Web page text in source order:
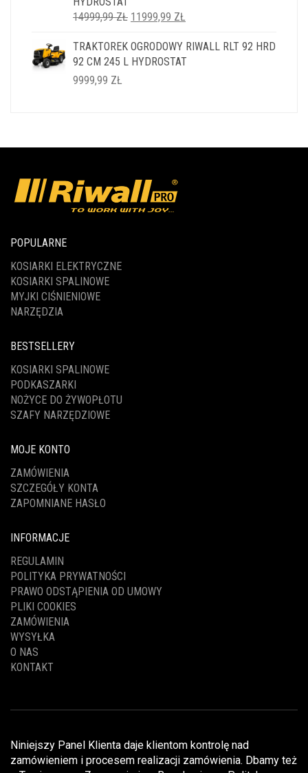
14999,99ZŁ PIERWOTNA
WYNOSIŁA:
14999,99 ZŁ.
11999,99 ZŁ
WYNOSI:
11999,99 ZŁ.
TRAKTOREK OGRODOWY RIWALL RLT 92 HRD
92 CM 245 L HYDROSTAT
9999,99 ZŁ
POPULARNE
KOSIARKI ELEKTRYCZNE
KOSIARKI SPALINOWE
MYJKI CIŚNIENIOWE
NARZĘDZIA
BESTSELLERY
KOSIARKI SPALINOWE
PODKASZARKI
NOŻYCE DO ŻYWOPŁOTU
SZAFY NARZĘDZIOWE
MOJE KONTO
ZAMÓWIENIA
SZCZEGÓŁY KONTA
ZAPOMNIANE HASŁO
INFORMACJE
REGULAMIN
POLITYKA PRYWATNOŚCI
PRAWO ODSTĄPIENIA OD UMOWY
PLIKI COOKIES
ZAMÓWIENIA
WYSYŁKA
O NAS
KONTAKT
Niniejszy Panel Klienta daje klientom kontrolę nad
zamówieniem i procesem realizacji zamówienia. Dbamy też